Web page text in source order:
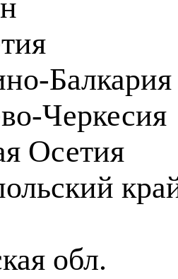
Балкария
Черкесия
Осетия
обл.